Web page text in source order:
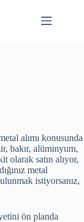
alımı konusunda
bakır, alüminyum,
olarak satın alıyor,
metal
istiyorsanız,
ön planda